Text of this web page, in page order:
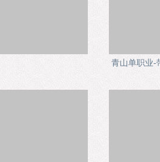
青山单职业-